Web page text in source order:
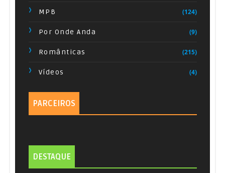
59 Me faltas - Andrea Bocelli
60 Mille Lune Mille Onde - Andrea Bocelli
61 Miserere - Andrea Bocelli
63 Duerme Duerme - Andrea Bocelli
Pagode
Samba
Country Music
Músicas para os treinos
MPB (124)
Por Onde Anda (9)
Românticas (215)
Vídeos (4)
PARCEIROS
DESTAQUE